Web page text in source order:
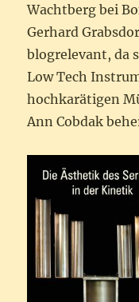
Wachtberg bei
Gerhard
blogrelevant, da
Low Tech
hochkarätigen
Ann Cobdak